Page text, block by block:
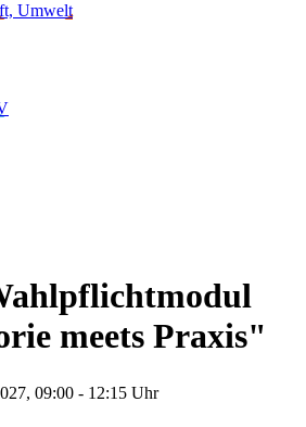
Umwelt
meets Praxis"
09:00 - 12:15 Uhr